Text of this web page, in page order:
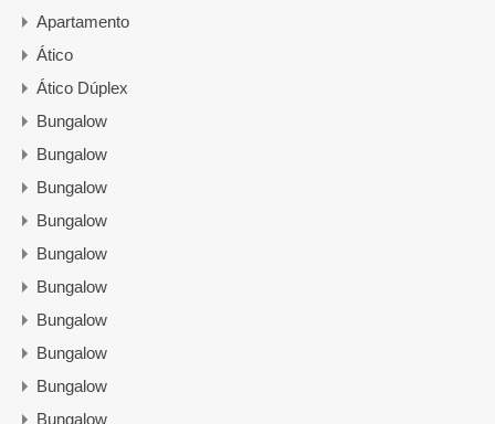
Apartamento
Ático
Ático Dúplex
Bungalow
Bungalow
Bungalow
Bungalow
Bungalow
Bungalow
Bungalow
Bungalow
Bungalow
Bungalow